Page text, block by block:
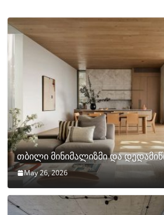
თბილი მინიმალიზმი და
May 26, 2026